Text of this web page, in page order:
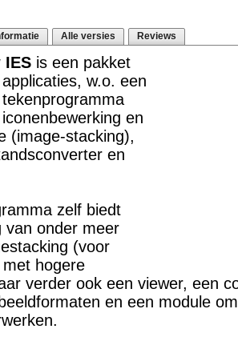
Alle versies Reviews
IES is een pakket
w.o. een
en
(image-stacking),
en
zelf biedt
van onder meer
(voor
met hogere
verder ook een viewer, een
en een module